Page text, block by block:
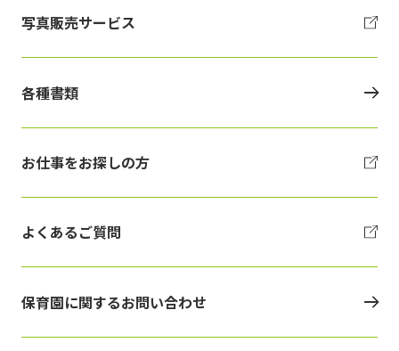
写真販売サービス
各種書類
お仕事をお探しの方
よくあるご質問
保育園に関するお問い合わせ